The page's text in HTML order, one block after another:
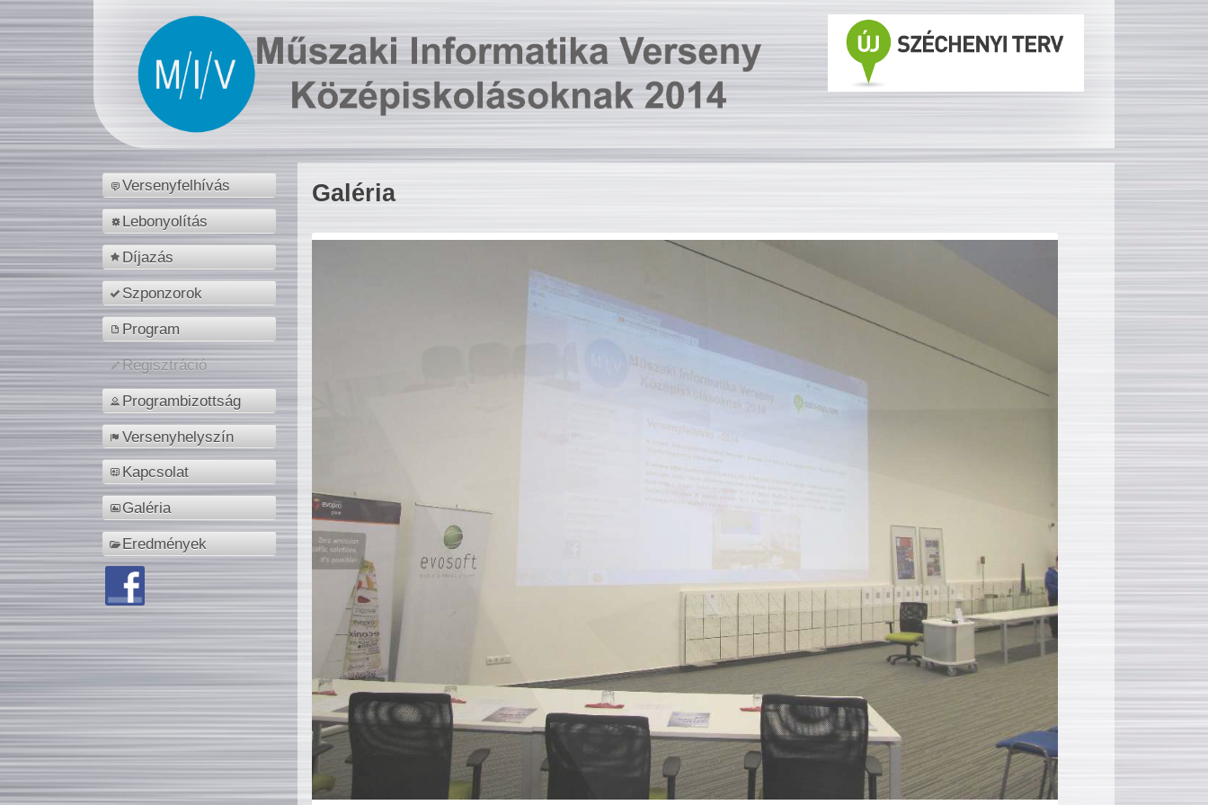
Versenyfelhívás
Lebonyolítás
Díjazás
Szponzorok
Program
Regisztráció
Programbizottság
Versenyhelyszín
Kapcsolat
Galéria
Eredmények
Galéria